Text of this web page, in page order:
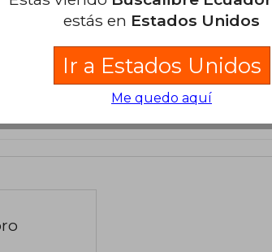
Blanda.
estás en Estados Unidos
Ir a Estados Unidos
Me quedo aquí